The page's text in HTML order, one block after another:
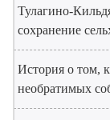
Тулагино-
сохранение
История о том,
необратимых